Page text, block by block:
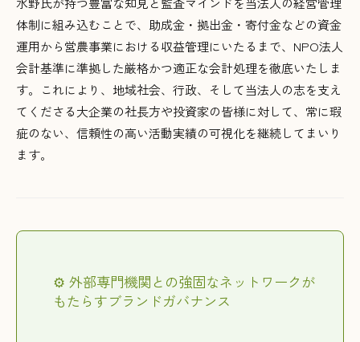
体制に組み込むことで、助成金・拠出金・寄付金などの資金
運用から営農事業における収益管理にいたるまで、NPO法人
会計基準に準拠した厳格かつ適正な会計処理を徹底いたしま
す。これにより、地域社会、行政、そして当法人の志を支え
てくださる大企業の社長方や投資家の皆様に対して、常に瑕
疵のない、信頼性の高い活動実績の可視化を継続してまいり
ます。
⚙️ 外部専門機関との強固なネットワークが
もたらすブランドガバナンス